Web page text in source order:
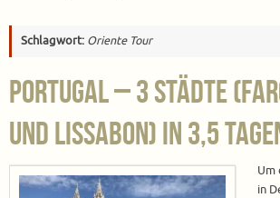
Schlagwort: Oriente Tour
Portugal – 3 Städte
und Lissabon) in 3,5
Um
in